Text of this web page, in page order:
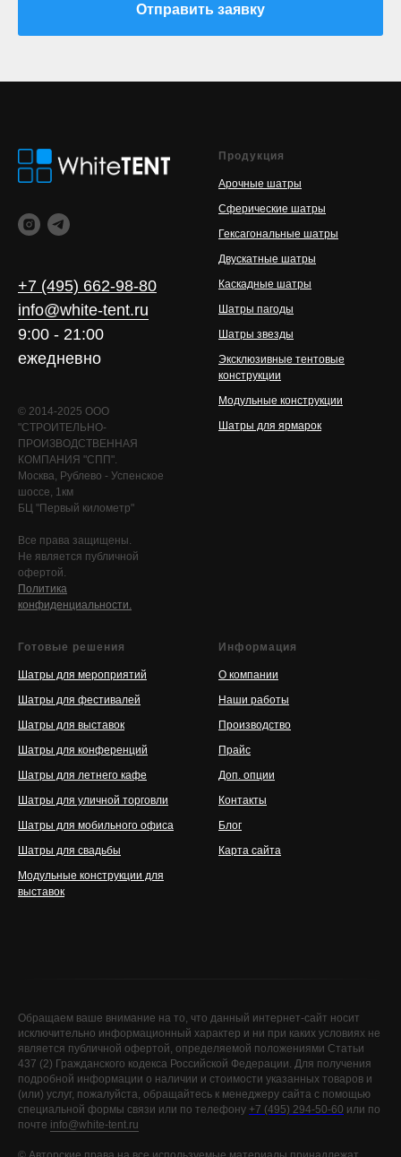
Отправить заявку
+7 (495) 662-98-80
info@white-tent.ru
9:00 - 21:00
ежедневно
© 2014-2025 ООО
"СТРОИТЕЛЬНО-
ПРОИЗВОДСТВЕННАЯ
КОМПАНИЯ "СПП".
Москва, Рублево - Успенское
шоссе, 1км
БЦ "Первый километр"
Все права защищены.
Не является публичной
офертой.
Политика
конфиденциальности.
Продукция
Арочные шатры
Сферические шатры
Гексагональные шатры
Двускатные шатры
Каскадные шатры
Шатры пагоды
Шатры звезды
Эксклюзивные тентовые
конструкции
Модульные конструкции
Шатры для ярмарок
Готовые решения
Шатры для мероприятий
Шатры для фестивалей
Шатры для выставок
Шатры для конференций
Шатры для летнего кафе
Шатры для уличной торговли
Шатры для мобильного офиса
Шатры для свадьбы
Модульные конструкции для
выставок
Информация
О компании
Наши работы
Производство
Прайс
Доп. опции
Контакты
Блог
Карта сайта
Обращаем ваше внимание на то, что данный интернет-сайт носит
исключительно информационный характер и ни при каких условиях не
является публичной офертой, определяемой положениями Статьи
437 (2) Гражданского кодекса Российской Федерации. Для получения
подробной информации о наличии и стоимости указанных товаров и
(или) услуг, пожалуйста, обращайтесь к менеджеру сайта с помощью
специальной формы связи или по телефону +7 (495) 294-50-60 или по
почте info@white-tent.ru